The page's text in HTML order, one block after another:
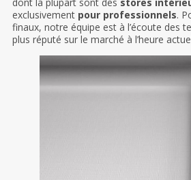
exclusivement pour professionnels.
finaux, notre équipe est à l’écoute des
plus réputé sur le marché à l’heure